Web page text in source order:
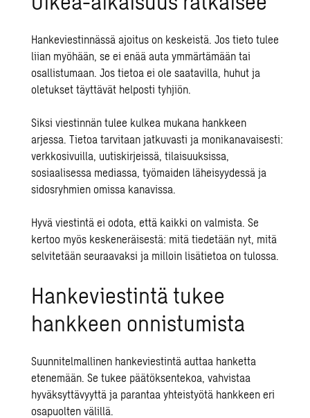
Hankeviestinnässä ajoitus on keskeistä. Jos tieto tulee
liian myöhään, se ei enää auta ymmärtämään tai
osallistumaan. Jos tietoa ei ole saatavilla, huhut ja
oletukset täyttävät helposti tyhjiön.
Siksi viestinnän tulee kulkea mukana hankkeen
arjessa. Tietoa tarvitaan jatkuvasti ja monikanavaisesti:
verkkosivuilla, uutiskirjeissä, tilaisuuksissa,
sosiaalisessa mediassa, työmaiden läheisyydessä ja
sidosryhmien omissa kanavissa.
Hyvä viestintä ei odota, että kaikki on valmista. Se
kertoo myös keskeneräisestä: mitä tiedetään nyt, mitä
selvitetään seuraavaksi ja milloin lisätietoa on tulossa.
Hankeviestintä tukee
hankkeen onnistumista
Suunnitelmallinen hankeviestintä auttaa hanketta
etenemään. Se tukee päätöksentekoa, vahvistaa
hyväksyttävyyttä ja parantaa yhteistyötä hankkeen eri
osapuolten välillä.